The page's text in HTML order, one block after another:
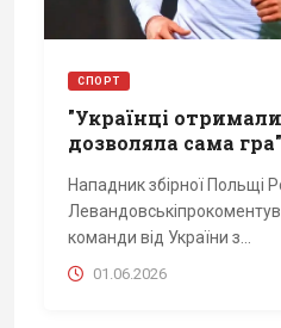
СПОРТ
"Українці
дозволяла сама
Нападник збірної Польщі
команди від України з...
01.06.2026